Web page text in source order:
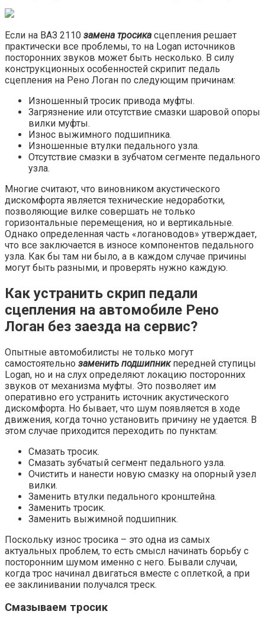
Если на ВАЗ 2110 замена тросика сцепления решает
практически все проблемы, то на Logan источников
посторонних звуков может быть несколько. В силу
конструкционных особенностей скрипит педаль
сцепления на Рено Логан по следующим причинам:
Изношенный тросик привода муфты.
Загрязнение или отсутствие смазки шаровой опоры
вилки муфты.
Износ выжимного подшипника.
Изношенные втулки педального узла.
Отсутствие смазки в зубчатом сегменте педального
узла.
Многие считают, что виновником акустического
дискомфорта является технические недоработки,
позволяющие вилке совершать не только
горизонтальные перемещения, но и вертикальные.
Однако определенная часть «логановодов» утверждает,
что все заключается в износе компонентов педального
узла. Как бы там ни было, а в каждом случае причины
могут быть разными, и проверять нужно каждую.
Как устранить скрип педали
сцепления на автомобиле Рено
Логан без заезда на сервис?
Опытные автомобилисты не только могут
самостоятельно заменить подшипникпередней ступицы
Logan, но и на слух определяют локацию посторонних
звуков от механизма муфты. Это позволяет им
оперативно его устранить источник акустического
дискомфорта. Но бывает, что шум появляется в ходе
движения, когда точно установить причину не удается. В
этом случае приходится переходить по пунктам:
Смазать тросик.
Смазать зубчатый сегмент педального узла.
Очистить и нанести новую смазку на опорный узел
вилки.
Заменить втулки педального кронштейна.
Заменить тросик.
Заменить выжимной подшипник.
Поскольку износ тросика – это одна из самых
актуальных проблем, то есть смысл начинать борьбу с
посторонним шумом именно с него. Бывали случаи,
когда трос начинал двигаться вместе с оплеткой, а при
ее заклинивании получался треск.
Смазываем тросик